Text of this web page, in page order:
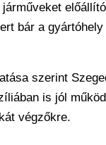
bár a
szerint
is jól
végzőkre.